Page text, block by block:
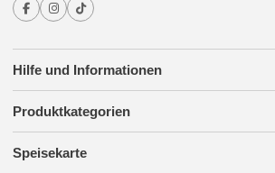
Hilfe und Informationen
Produktkategorien
Speisekarte